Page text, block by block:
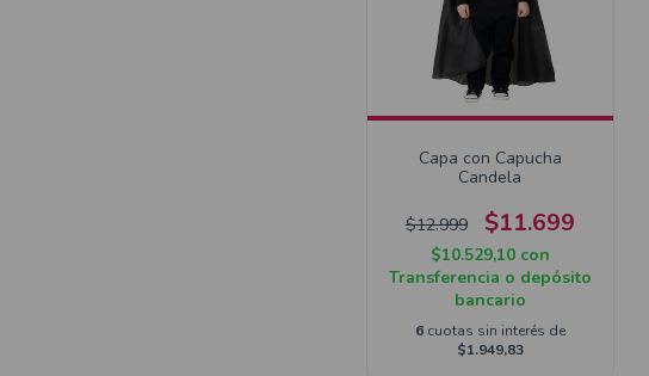
Capa con Capucha
Candela
$12.999 $11.699
$10.529,10 con
Transferencia o depósito
bancario
6 cuotas sin interés de
$1.949,83